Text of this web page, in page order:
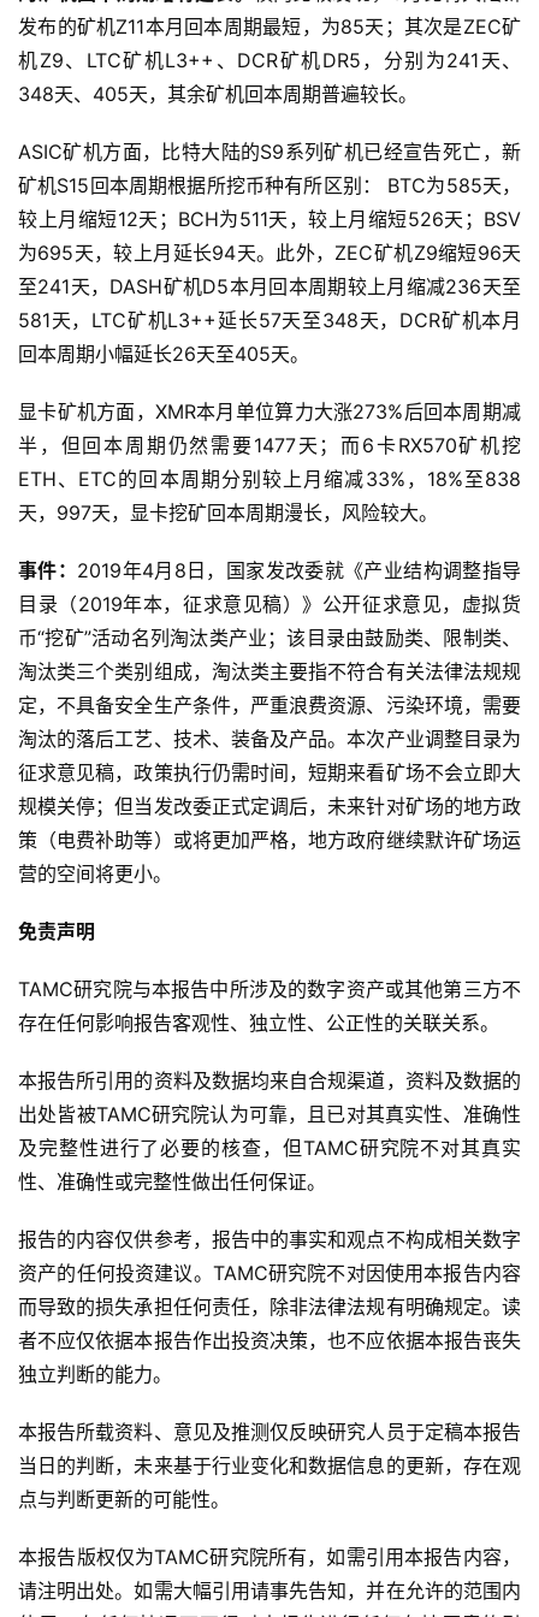
发布的矿机Z11本月回本周期最短，为85天；其次是ZEC矿
机Z9、LTC矿机L3++、DCR矿机DR5，分别为241天、
348天、405天，其余矿机回本周期普遍较长。
ASIC矿机方面，比特大陆的S9系列矿机已经宣告死亡，新
矿机S15回本周期根据所挖币种有所区别： BTC为585天，
较上月缩短12天；BCH为511天，较上月缩短526天；BSV
为695天，较上月延长94天。此外，ZEC矿机Z9缩短96天
至241天，DASH矿机D5本月回本周期较上月缩减236天至
581天，LTC矿机L3++延长57天至348天，DCR矿机本月
回本周期小幅延长26天至405天。
显卡矿机方面，XMR本月单位算力大涨273%后回本周期减
半，但回本周期仍然需要1477天；而6卡RX570矿机挖
ETH、ETC的回本周期分别较上月缩减33%，18%至838
天，997天，显卡挖矿回本周期漫长，风险较大。
事件： 2019年4月8日，国家发改委就《产业结构调整指导
目录（2019年本，征求意见稿）》公开征求意见，虚拟货
币“挖矿”活动名列淘汰类产业；该目录由鼓励类、限制类、
淘汰类三个类别组成，淘汰类主要指不符合有关法律法规规
定，不具备安全生产条件，严重浪费资源、污染环境，需要
淘汰的落后工艺、技术、装备及产品。本次产业调整目录为
征求意见稿，政策执行仍需时间，短期来看矿场不会立即大
规模关停；但当发改委正式定调后，未来针对矿场的地方政
策（电费补助等）或将更加严格，地方政府继续默许矿场运
营的空间将更小。
免责声明
TAMC研究院与本报告中所涉及的数字资产或其他第三方不
存在任何影响报告客观性、独立性、公正性的关联关系。
本报告所引用的资料及数据均来自合规渠道，资料及数据的
出处皆被TAMC研究院认为可靠，且已对其真实性、准确性
及完整性进行了必要的核查，但TAMC研究院不对其真实
性、准确性或完整性做出任何保证。
报告的内容仅供参考，报告中的事实和观点不构成相关数字
资产的任何投资建议。TAMC研究院不对因使用本报告内容
而导致的损失承担任何责任，除非法律法规有明确规定。读
者不应仅依据本报告作出投资决策，也不应依据本报告丧失
独立判断的能力。
本报告所载资料、意见及推测仅反映研究人员于定稿本报告
当日的判断，未来基于行业变化和数据信息的更新，存在观
点与判断更新的可能性。
本报告版权仅为TAMC研究院所有，如需引用本报告内容，
请注明出处。如需大幅引用请事先告知，并在允许的范围内